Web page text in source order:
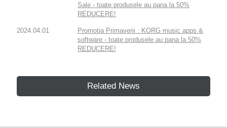
Sale - toate produsele au pana la 50%
REDUCERE!
2024.04.01
Promotia Primaverii : KORG music apps &
software - toate produsele au pana la 50%
REDUCERE!
Related News